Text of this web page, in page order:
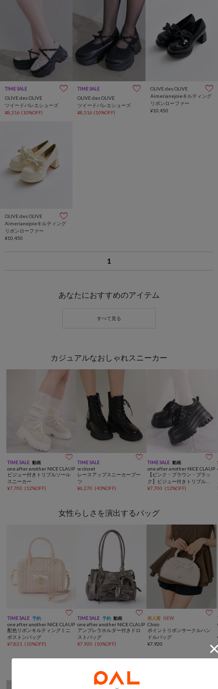
TIME SALE
OLIVE des OLIVE
ツイードバレエシューズ
¥8,316 (10%OFF)
TIME SALE
OLIVE des OLIVE
ツイードバレエシューズ
¥8,316 (10%OFF)
OLIVE des OLIVE
Aimerianejoieキルティング
リボンローファー
¥10,450
OLIVE des OLIVE
Aimerianejoieキルティング
リボンローファー
¥10,450
1
あなたにおすすめのアイテム
カジュアルなおしゃれスニーカー
TIME SALE 動画 
one after another NICE CLAUP
ビジュー付きトリプルソール
スニーカー
¥7,700 (12%OFF)
TIME SALE 
w closet
レースアップスニーカーブー
ツ
¥6,270 (43%OFF)
TIME SALE 動画 
one after another NICE CLAUP
【ピンク・ブラウン・ブラッ
ク】ビジュー付きトリプルソ
ールスニーカー
¥7,700 (12%OFF)
女性らしさを演出するバッグ
TIME SALE 予約 
one after another NICE CLAUP
配色リボンキルティングミニ
ボストンバッグ
¥7,821 (10%OFF)
TIME SALE 予約 動画 
one after another NICE CLAUP
アンブレラホルダー付きドロ
ストバッグ
¥7,920 (10%OFF)
再入荷 NEW 
Chico
ポイントリボンサークルハン
ドルバッグ
¥7,920